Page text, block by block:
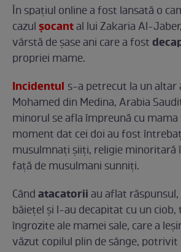
În spațiul online a fost lansată o
cazulșocantal lui Zakaria Al-
vârstă de șase ani care a fost
propriei mame.
Incidentul s-a petrecut la un
Mohamed din Medina, Arabia
minorul se afla împreună cu mama
moment dat cei doi au fost
musulmnați șiiți, religie minoritară
față de musulmani sunniți.
Cândatacatoriiau aflat
băiețel și l-au decapitat cu un
îngrozite ale mamei sale, care a
văzut copilul plin de sânge, potrivit